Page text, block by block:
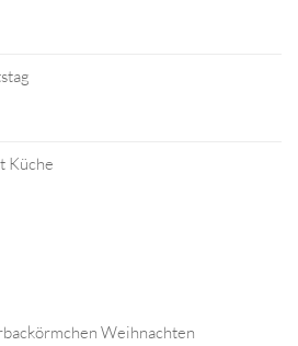
Küche
Weihnachten